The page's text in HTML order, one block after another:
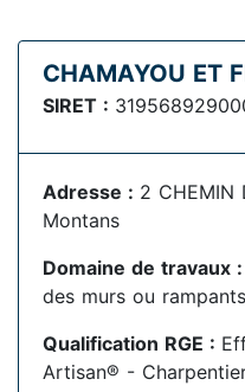
CHAMAYOU ET
SIRET :
Adresse : 2 CHEMIN
Montans
Domaine de travaux :
des murs ou
Qualification RGE :
Artisan® -